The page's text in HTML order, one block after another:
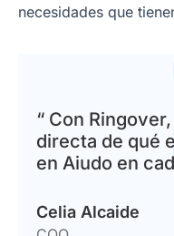
necesidades que
“ Con
directa de qué
en Aiudo en
Celia Alcaide